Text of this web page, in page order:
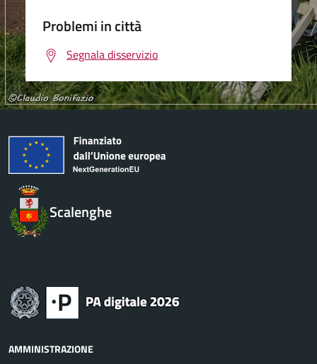
Problemi in città
Segnala disservizio
Scalenghe
AMMINISTRAZIONE